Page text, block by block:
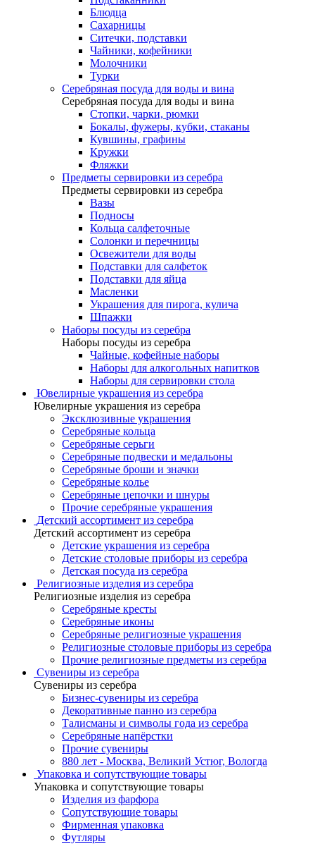
Блюдца
Сахарницы
Ситечки, подставки
Чайники, кофейники
Молочники
Турки
Серебряная посуда для воды и вина
Серебряная посуда для воды и вина
Стопки, чарки, рюмки
Бокалы, фужеры, кубки, стаканы
Кувшины, графины
Кружки
Фляжки
Предметы сервировки из серебра
Предметы сервировки из серебра
Вазы
Подносы
Кольца салфеточные
Солонки и перечницы
Освежители для воды
Подставки для салфеток
Подставки для яйца
Масленки
Украшения для пирога, кулича
Шпажки
Наборы посуды из серебра
Наборы посуды из серебра
Чайные, кофейные наборы
Наборы для алкогольных напитков
Наборы для сервировки стола
Ювелирные украшения из серебра
Ювелирные украшения из серебра
Эксклюзивные украшения
Серебряные кольца
Серебряные серьги
Серебряные подвески и медальоны
Серебряные броши и значки
Серебряные колье
Серебряные цепочки и шнуры
Прочие серебряные украшения
Детский ассортимент из серебра
Детский ассортимент из серебра
Детские украшения из серебра
Детские столовые приборы из серебра
Детская посуда из серебра
Религиозные изделия из серебра
Религиозные изделия из серебра
Серебряные кресты
Серебряные иконы
Серебряные религиозные украшения
Религиозные столовые приборы из серебра
Прочие религиозные предметы из серебра
Сувениры из серебра
Сувениры из серебра
Бизнес-сувениры из серебра
Декоративные панно из серебра
Талисманы и символы года из серебра
Серебряные напёрстки
Прочие сувениры
880 лет - Москва, Великий Устюг, Вологда
Упаковка и сопутствующие товары
Упаковка и сопутствующие товары
Изделия из фарфора
Сопутствующие товары
Фирменная упаковка
Футляры